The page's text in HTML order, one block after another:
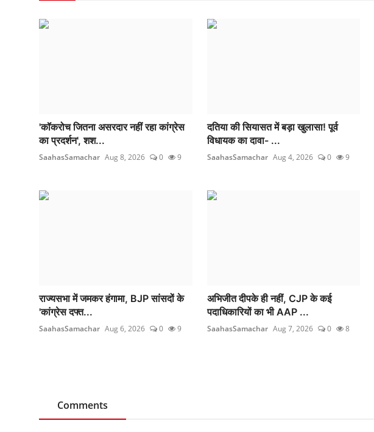
'कॉकरोच जितना असरदार नहीं रहा कांग्रेस
का प्रदर्शन', शश...
SaahasSamachar Aug 8, 2026 0 9
दतिया की सियासत में बड़ा खुलासा! पूर्व
विधायक का दावा- ...
SaahasSamachar Aug 4, 2026 0 9
राज्यसभा में जमकर हंगामा, BJP सांसदों के
'कांग्रेस दफ्त...
SaahasSamachar Aug 6, 2026 0 9
अभिजीत दीपके ही नहीं, CJP के कई
पदाधिकारियों का भी AAP ...
SaahasSamachar Aug 7, 2026 0 8
Comments